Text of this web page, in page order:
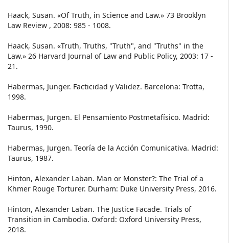
Haack, Susan. «Of Truth, in Science and Law.» 73 Brooklyn
Law Review , 2008: 985 - 1008.
Haack, Susan. «Truth, Truths, "Truth", and "Truths" in the
Law.» 26 Harvard Journal of Law and Public Policy, 2003: 17 -
21.
Habermas, Junger. Facticidad y Validez. Barcelona: Trotta,
1998.
Habermas, Jurgen. El Pensamiento Postmetafísico. Madrid:
Taurus, 1990.
Habermas, Jurgen. Teoría de la Acción Comunicativa. Madrid:
Taurus, 1987.
Hinton, Alexander Laban. Man or Monster?: The Trial of a
Khmer Rouge Torturer. Durham: Duke University Press, 2016.
Hinton, Alexander Laban. The Justice Facade. Trials of
Transition in Cambodia. Oxford: Oxford University Press,
2018.